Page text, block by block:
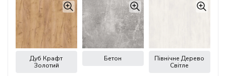
Дуб Крафт
Золотий
Бетон
Північне Дерево
Світле